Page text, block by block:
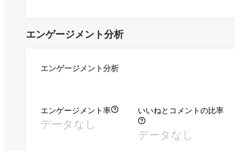
エンゲージメント分析
エンゲージメント分析
エンゲージメント率
データなし
いいねとコメントの比率
データなし